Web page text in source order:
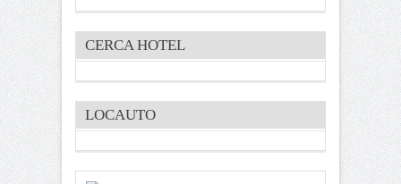
CERCA HOTEL
LOCAUTO